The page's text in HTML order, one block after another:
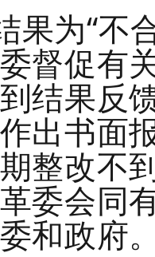
果为“不
督促有
结果反
出书面
整改不
委会同
和政府